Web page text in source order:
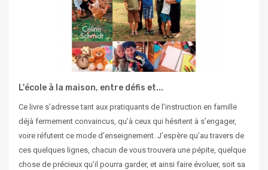
L'école à la maison, entre défis et...
Ce livre s’adresse tant aux pratiquants de l'instruction en famille
déjà fermement convaincus, qu’à ceux qui hésitent à s’engager,
voire réfutent ce mode d’enseignement. J’espère qu’au travers de
ces quelques lignes, chacun de vous trouvera une pépite, quelque
chose de précieux qu’il pourra garder, et ainsi faire évoluer, soit sa